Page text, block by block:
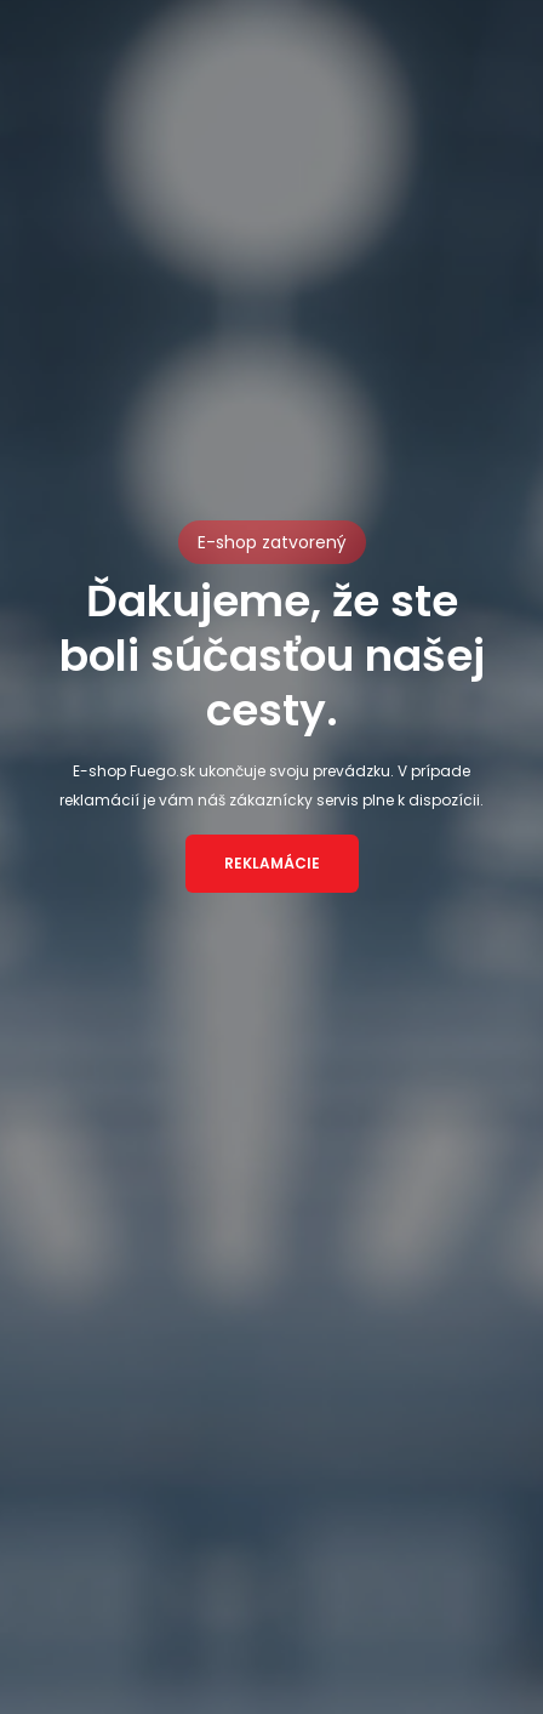
E-shop zatvorený
Ďakujeme, že ste
boli súčasťou našej
cesty.
E-shop Fuego.sk ukončuje svoju prevádzku. V prípade
reklamácií je vám náš zákaznícky servis plne k dispozícii.
REKLAMÁCIE